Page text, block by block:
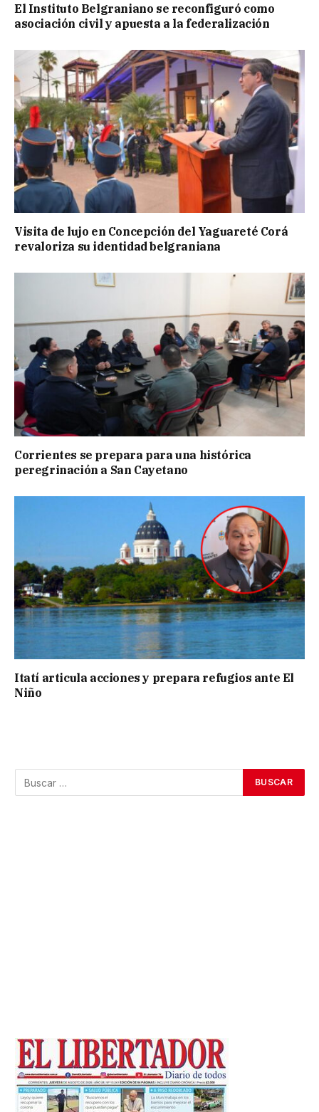
El Instituto Belgraniano se reconfiguró como
asociación civil y apuesta a la federalización
Visita de lujo en Concepción del Yaguareté Corá
revaloriza su identidad belgraniana
Corrientes se prepara para una histórica
peregrinación a San Cayetano
Itatí articula acciones y prepara refugios ante El
Niño